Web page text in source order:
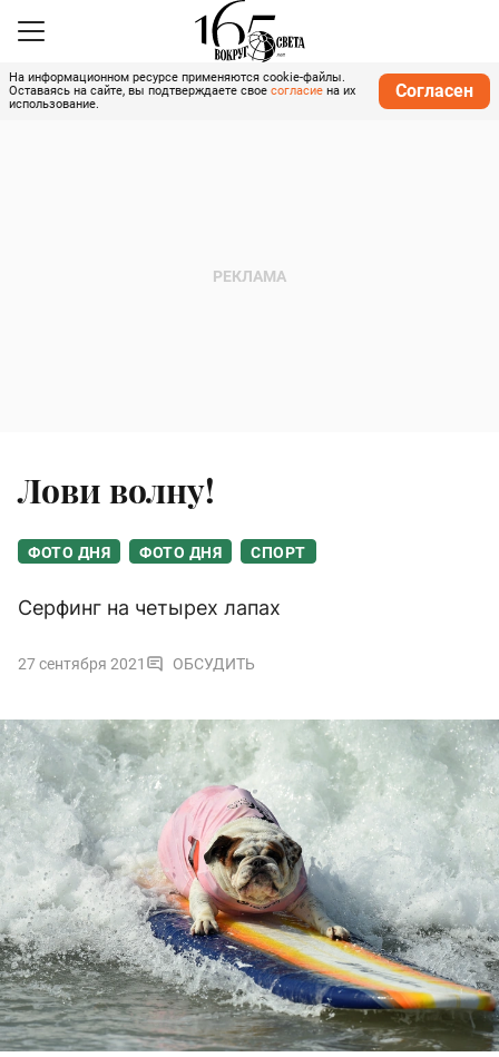
На информационном ресурсе применяются cookie-файлы.
Оставаясь на сайте, вы подтверждаете свое согласие на их
использование.
Согласен
Лови волну!
ФОТО ДНЯ ФОТО ДНЯ СПОРТ
Серфинг на четырех лапах
27 сентября 2021 ОБСУДИТЬ